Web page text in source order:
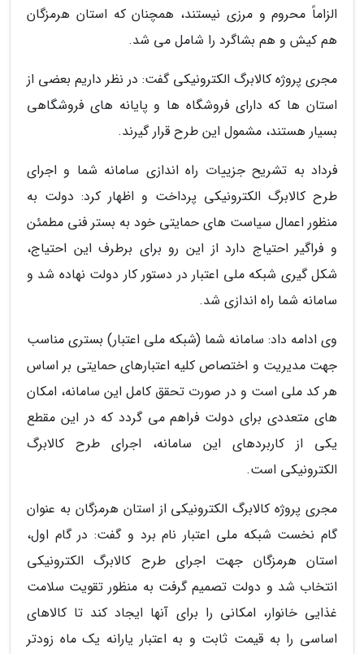
الزاماً محروم و مرزی نیستند، همچنان که استان هرمزگان
هم کیش و هم بشاگرد را شامل می شد.
مجری پروژه کالابرگ الکترونیکی گفت: در نظر داریم بعضی از
استان ها که دارای فروشگاه ها و پایانه های فروشگاهی
بسیار هستند، مشمول این طرح قرار گیرند.
فرداد به تشریح جزییات راه اندازی سامانه شما و اجرای
طرح کالابرگ الکترونیکی پرداخت و اظهار کرد: دولت به
منظور اعمال سیاست های حمایتی خود به بستر فنی مطمئن
و فراگیر احتیاج دارد از این رو برای برطرف این احتیاج،
شکل گیری شبکه ملی اعتبار در دستور کار دولت نهاده شد و
سامانه شما راه اندازی شد.
وی ادامه داد: سامانه شما (شبکه ملی اعتبار) بستری مناسب
جهت مدیریت و اختصاص کلیه اعتبارهای حمایتی بر اساس
هر کد ملی است و در صورت تحقق کامل این سامانه، امکان
های متعددی برای دولت فراهم می گردد که در این مقطع
یکی از کاربردهای این سامانه، اجرای طرح کالابرگ
الکترونیکی است.
مجری پروژه کالابرگ الکترونیکی از استان هرمزگان به عنوان
گام نخست شبکه ملی اعتبار نام برد و گفت: در گام اول،
استان هرمزگان جهت اجرای طرح کالابرگ الکترونیکی
انتخاب شد و دولت تصمیم گرفت به منظور تقویت سلامت
غذایی خانوار، امکانی را برای آنها ایجاد کند تا کالاهای
اساسی را به قیمت ثابت و به اعتبار یارانه یک ماه زودتر